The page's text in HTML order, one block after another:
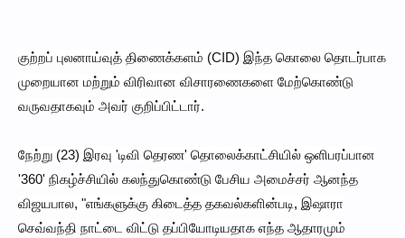
குற்றப் புலனாய்வுத் திணைக்களம் (CID) இந்த கொலை தொடர்பாக
முறையான மற்றும் விரிவான விசாரணைகளை மேற்கொண்டு
வருவதாகவும் அவர் குறிப்பிட்டார்.
நேற்று (23) இரவு 'டிவி தெரண' தொலைக்காட்சியில் ஒளிபரப்பான
'360' நிகழ்ச்சியில் கலந்துகொண்டு பேசிய அமைச்சர் ஆனந்த
விஜயபால, "எங்களுக்கு கிடைத்த தகவல்களின்படி, இஷாரா
செவ்வந்தி நாட்டை விட்டு தப்பியோடியதாக எந்த ஆதாரமும்